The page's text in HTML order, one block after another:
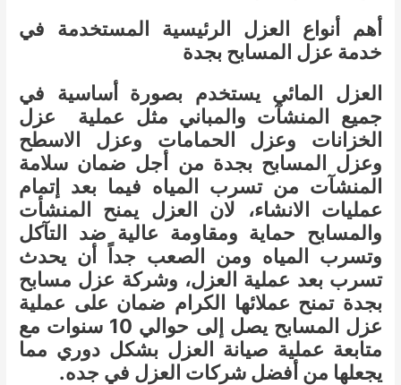
أهم أنواع العزل الرئيسية المستخدمة في
خدمة عزل المسابح بجدة
العزل المائي يستخدم بصورة أساسية في
جميع المنشآت والمباني مثل عملية عزل
الخزانات وعزل الحمامات وعزل الاسطح
وعزل المسابح بجدة من أجل ضمان سلامة
المنشآت من تسرب المياه فيما بعد إتمام
عمليات الانشاء، لان العزل يمنح المنشأت
والمسابح حماية ومقاومة عالية ضد التآكل
وتسرب المياه ومن الصعب جداً أن يحدث
تسرب بعد عملية العزل، وشركة عزل مسابح
بجدة تمنح عملائها الكرام ضمان على عملية
عزل المسابح يصل إلى حوالي 10 سنوات مع
متابعة عملية صيانة العزل بشكل دوري مما
يجعلها من أفضل شركات العزل في جده.